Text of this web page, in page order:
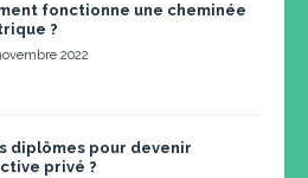
fonctionne une cheminée
?
2022
diplômes pour devenir
privé ?